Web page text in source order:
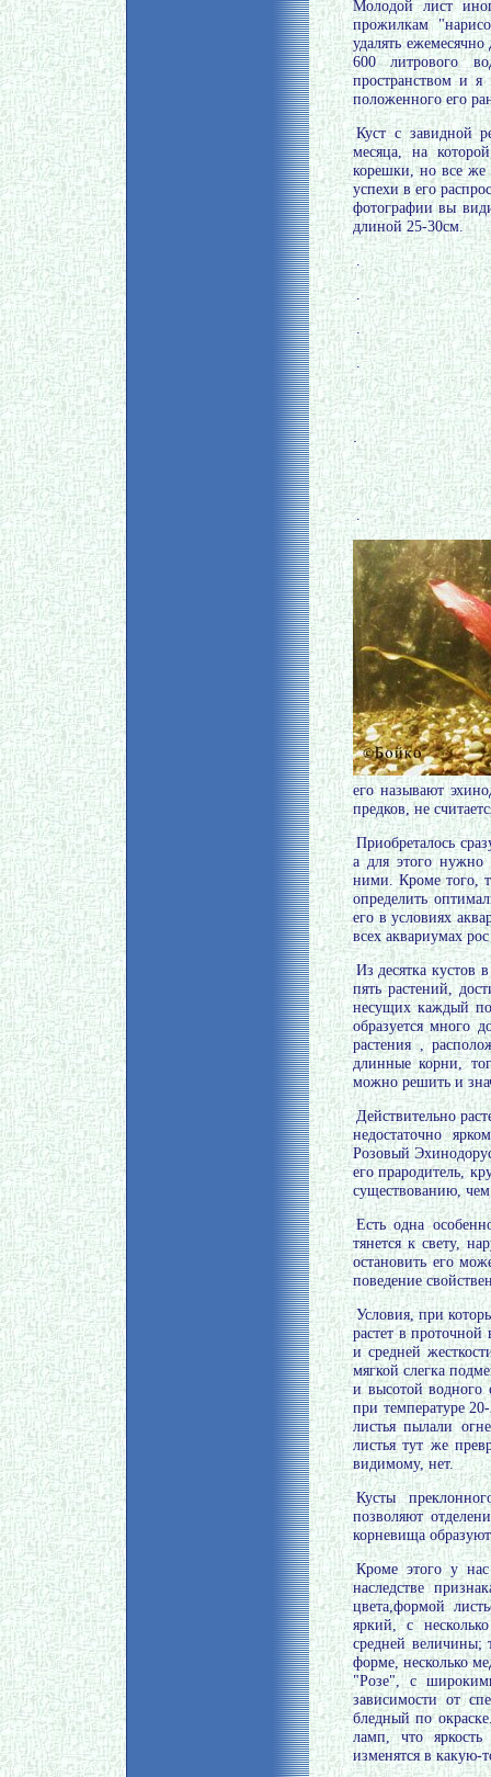
Молодой лист
прожилкам
удалять
600 литрового
пространством и
положенного его
Куст с завидной
месяца, на
корешки, но все же
успехи в его
фотографии вы
длиной 25-30см.
.
.
.
.
.
.
его называют
предков, не
Приобреталось
а для этого нужно
ними. Кроме того,
определить
его в условиях
всех аквариумах
Из десятка кустов
пять растений,
несущих каждый по
образуется много
растения ,
длинные корни,
можно решить и
Действительно
недостаточно
Розовый
его прародитель,
существованию, чем
Есть одна
тянется к свету,
остановить его
поведение
Условия, при
растет в
и средней
мягкой слегка
и высотой
при температуре
листья пылали
листья тут же
видимому, нет.
Кусты
позволяют
корневища
Кроме этого у
наследстве
цвета,формой
яркий, с
средней величины;
форме, несколько
"Розе", с
зависимости от
бледный по
ламп, что
изменятся в какую-